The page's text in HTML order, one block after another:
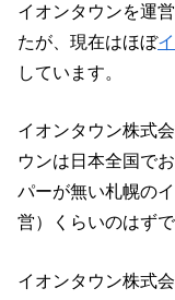
イオンタウンを運
たが、現在はほぼ
しています。
イオンタウン株式
ウンは日本全国で
パーが無い札幌の
営）くらいのはずで
イオンタウン株式